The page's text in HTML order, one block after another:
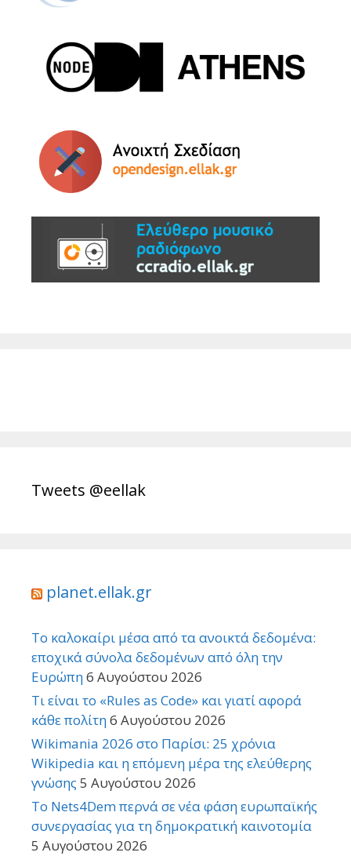
Tweets @eellak
planet.ellak.gr
Το καλοκαίρι μέσα από τα ανοικτά δεδομένα:
εποχικά σύνολα δεδομένων από όλη την
Ευρώπη6 Αυγούστου 2026
Τι είναι το «Rules as Code» και γιατί αφορά
κάθε πολίτη6 Αυγούστου 2026
Wikimania 2026 στο Παρίσι: 25 χρόνια
Wikipedia και η επόμενη μέρα της ελεύθερης
γνώσης 5 Αυγούστου 2026
Το Nets4Dem περνά σε νέα φάση ευρωπαϊκής
συνεργασίας για τη δημοκρατική καινοτομία
5 Αυγούστου 2026